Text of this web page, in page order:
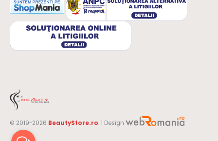
© 2019-2026 BeautyStore.ro | Design